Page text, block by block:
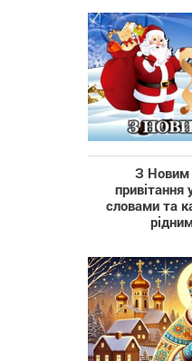
З Новим
привітання
словами та